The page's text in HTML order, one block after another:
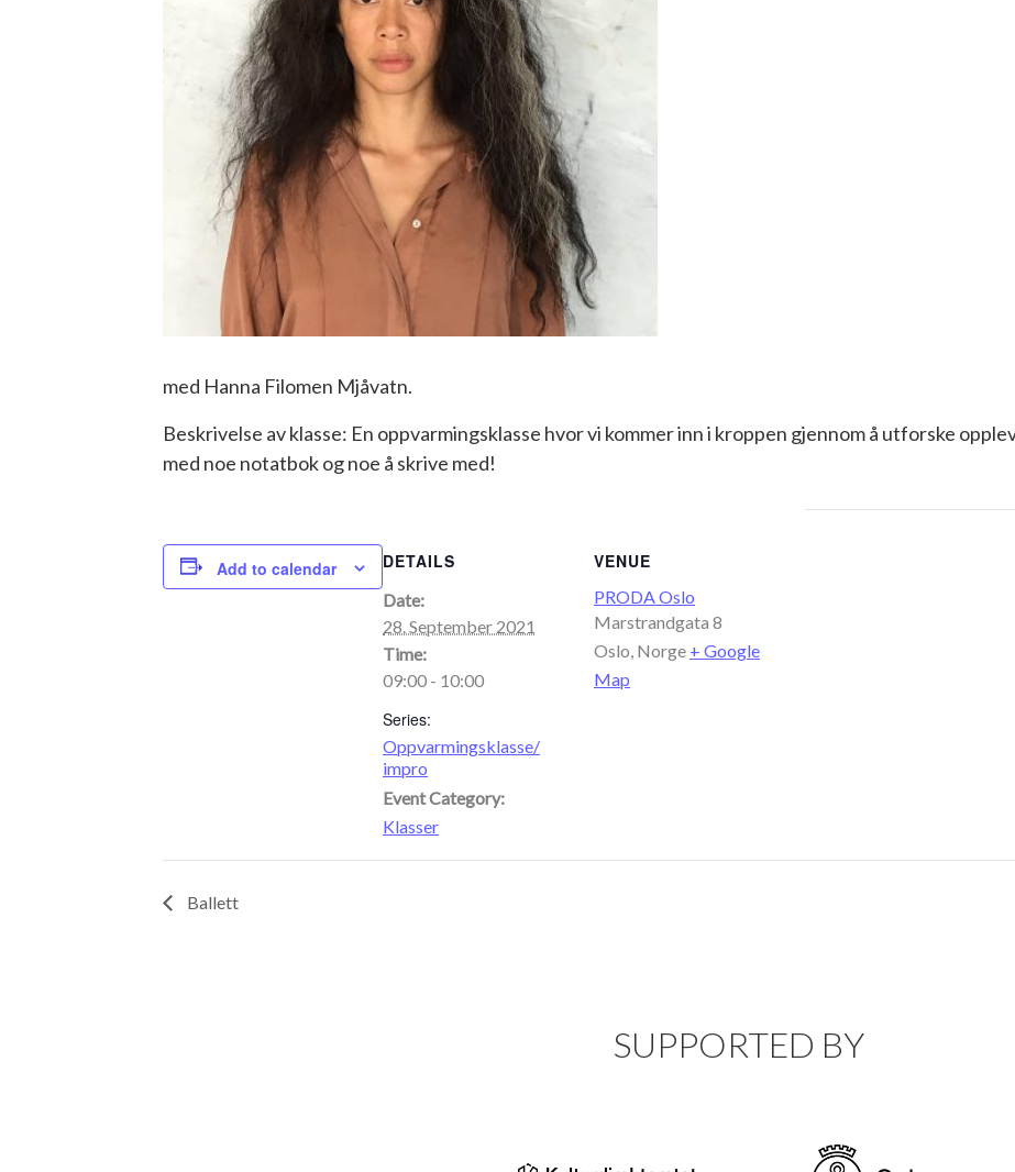
med Hanna Filomen Mjåvatn.
Beskrivelse av klasse: En oppvarmingsklasse hvor vi kommer inn i kroppen gjennom å utforske
med noe notatbok og noe å skrive med!
Add to calendar DETAILS
Date:
28. September 2021
Time:
09:00 - 10:00
Series:
Oppvarmingsklasse/
impro
Event Category:
Klasser
VENUE
PRODA Oslo
Marstrandgata 8
Oslo Norge + Google
Map
Ballett
SUPPORTED BY